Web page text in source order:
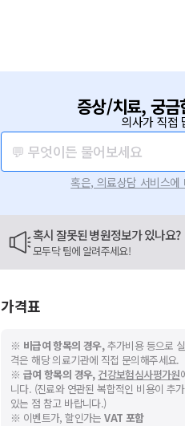
증상/치료, 궁금
의사가 직접
💬 무엇이든 물어보세요
혹은, 의료상담 서비스에
혹시 잘못된 병원정보가 있나요?
모두닥 팀에 알려주세요!
가격표
※ 비급여 항목의 경우,추가비용 등으로
격은 해당 의료기관에 직접 문의해주세요.
※ 급여 항목의 경우, 건강보험심사평가원
니다. (진료와 연관된 복합적인 비용이 추
있는 점 참고 바랍니다.)
※ 이벤트가, 할인가는VAT 포함